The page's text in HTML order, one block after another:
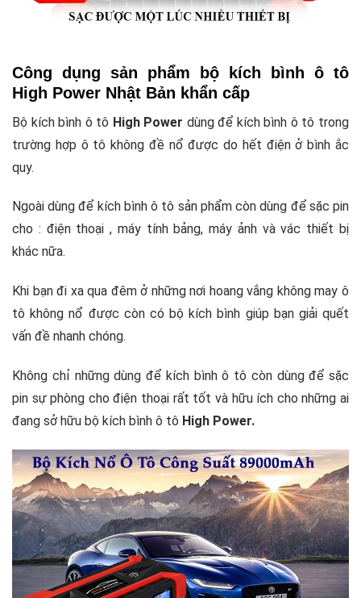
Công dụng sản phẩm bộ kích bình ô tô
High Power Nhật Bản khẩn cấp
Bộ kích bình ô tô High Power dùng để kích bình ô tô trong
trường hợp ô tô không đề nổ được do hết điện ở bình ắc
quy.
Ngoài dùng để kích bình ô tô sản phẩm còn dùng để sặc pin
cho : điện thoại , máy tính bảng, máy ảnh và vác thiết bị
khác nữa.
Khi bạn đi xa qua đêm ở những nơi hoang vắng không may ô
tô không nổ được còn có bộ kích bình giúp bạn giải quết
vấn đề nhanh chóng.
Không chỉ những dùng để kích bình ô tô còn dùng để sặc
pin sự phòng cho điện thoại rất tốt và hữu ích cho những ai
đang sở hữu bộ kích bình ô tô High Power.